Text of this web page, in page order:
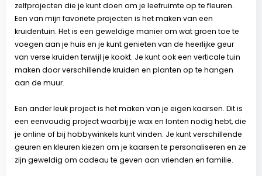
zelfprojecten die je kunt doen om je leefruimte op te fleuren.
Een van mijn favoriete projecten is het maken van een
kruidentuin. Het is een geweldige manier om wat groen toe te
voegen aan je huis en je kunt genieten van de heerlijke geur
van verse kruiden terwijl je kookt. Je kunt ook een verticale tuin
maken door verschillende kruiden en planten op te hangen
aan de muur.
Een ander leuk project is het maken van je eigen kaarsen. Dit is
een eenvoudig project waarbij je wax en lonten nodig hebt, die
je online of bij hobbywinkels kunt vinden. Je kunt verschillende
geuren en kleuren kiezen om je kaarsen te personaliseren en ze
zijn geweldig om cadeau te geven aan vrienden en familie.